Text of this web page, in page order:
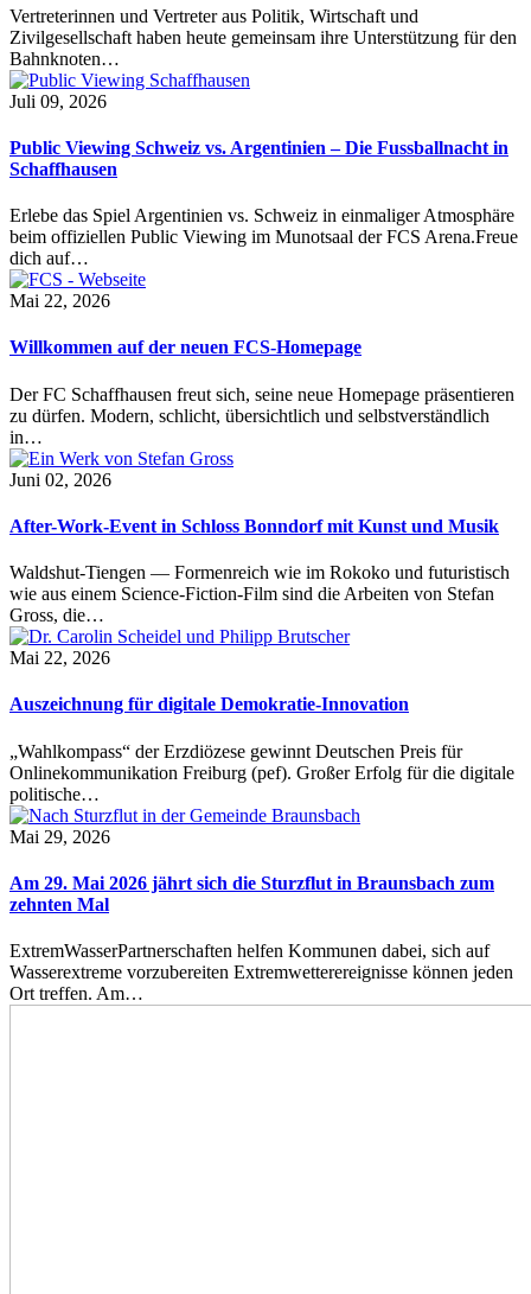
Vertreterinnen und Vertreter aus Politik, Wirtschaft und
Zivilgesellschaft haben heute gemeinsam ihre Unterstützung für den
Bahnknoten…
Juli 09, 2026
Public Viewing Schweiz vs. Argentinien – Die Fussballnacht in
Schaffhausen
Erlebe das Spiel Argentinien vs. Schweiz in einmaliger Atmosphäre
beim offiziellen Public Viewing im Munotsaal der FCS Arena.Freue
dich auf…
Mai 22, 2026
Willkommen auf der neuen FCS-Homepage
Der FC Schaffhausen freut sich, seine neue Homepage präsentieren
zu dürfen. Modern, schlicht, übersichtlich und selbstverständlich
in…
Juni 02, 2026
After-Work-Event in Schloss Bonndorf mit Kunst und Musik
Waldshut-Tiengen — Formenreich wie im Rokoko und futuristisch
wie aus einem Science-Fiction-Film sind die Arbeiten von Stefan
Gross, die…
Mai 22, 2026
Auszeichnung für digitale Demokratie-Innovation
„Wahlkompass“ der Erzdiözese gewinnt Deutschen Preis für
Onlinekommunikation Freiburg (pef). Großer Erfolg für die digitale
politische…
Mai 29, 2026
Am 29. Mai 2026 jährt sich die Sturzflut in Braunsbach zum
zehnten Mal
ExtremWasserPartnerschaften helfen Kommunen dabei, sich auf
Wasserextreme vorzubereiten Extremwetterereignisse können jeden
Ort treffen. Am…